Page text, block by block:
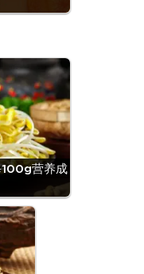
100g营养成